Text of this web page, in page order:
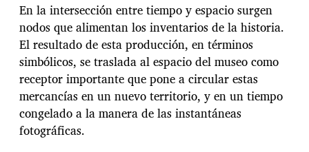
En la intersección entre tiempo y espacio surgen
nodos que alimentan los inventarios de la historia.
El resultado de esta producción, en términos
simbólicos, se traslada al espacio del museo como
receptor importante que pone a circular estas
mercancías en un nuevo territorio, y en un tiempo
congelado a la manera de las instantáneas
fotográficas.